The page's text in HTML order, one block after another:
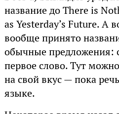
название до There is
as Yesterday’s Future. А
вообще принято
обычные предложения:
первое слово. Тут
на свой вкус — пока
языке.